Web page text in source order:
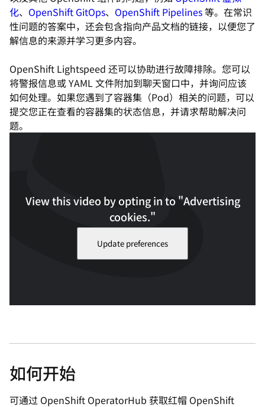
化、 OpenShift GitOps、 OpenShift Pipelines等。在常识
性问题的答案中，还会包含指向产品文档的链接，以便您了
解信息的来源并学习更多内容。
OpenShift Lightspeed 还可以协助进行故障排除。您可以
将警报信息或 YAML 文件附加到聊天窗口中，并询问应该
如何处理。如果您遇到了容器集（Pod）相关的问题，可以
提交您正在查看的容器集的状态信息，并请求帮助解决问
题。
View this video by opting in to "Advertising
cookies."
Update preferences
如何开始
可通过 OpenShift OperatorHub 获取红帽 OpenShift